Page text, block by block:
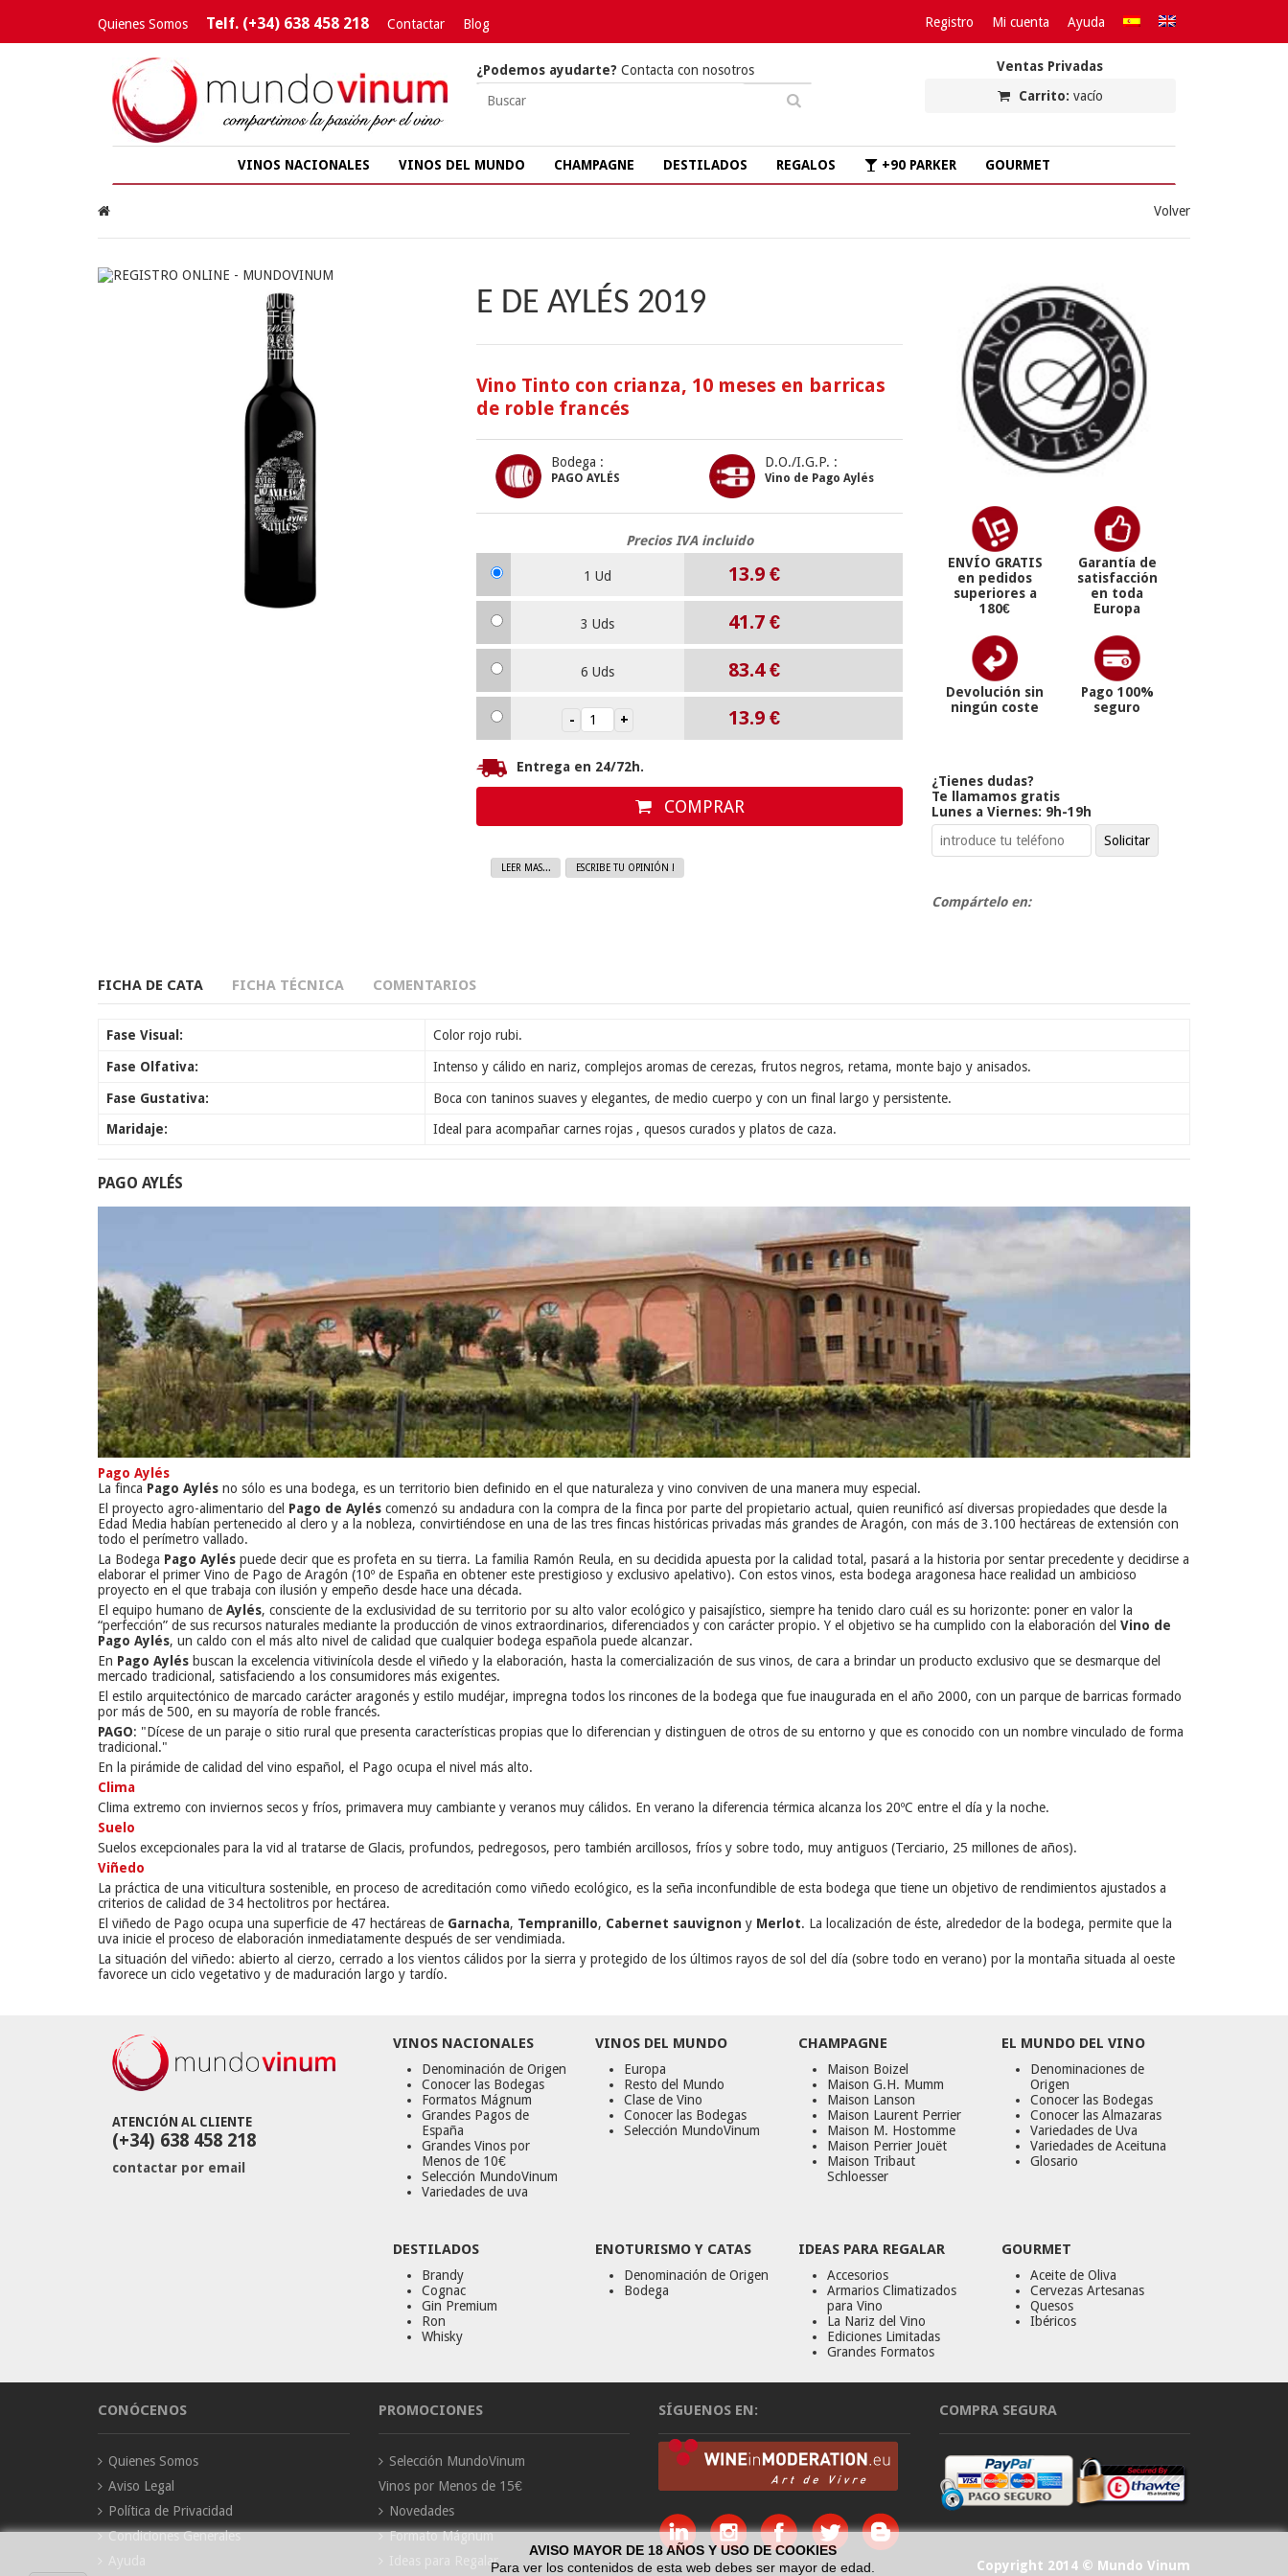
Quienes Somos Telf. (+34) 638 458 218 Contactar Blog Registro Mi cuenta Ayuda
Ventas Privadas
Carrito: vacío
¿Podemos ayudarte? Contacta con nosotros
VINOS NACIONALES VINOS DEL MUNDO CHAMPAGNE DESTILADOS REGALOS +90 PARKER GOURMET
Volver
E DE AYLÉS 2019
Vino Tinto con crianza, 10 meses en barricas
de roble francés
Bodega :
PAGO AYLÉS
D.O./I.G.P. :
Vino de Pago Aylés
Precios IVA incluido
1 Ud 13.9 €
3 Uds 41.7 €
6 Uds 83.4€
13.9 €
Entrega en 24/72h.
COMPRAR
LEER MAS... ESCRIBE TU OPINIÓN !
ENVÍO GRATIS
en pedidos
superiores a
180€
Garantía de
satisfacción
en toda
Europa
Devolución sin
ningún coste
Pago 100%
seguro
¿Tienes dudas?
Te llamamos gratis
Lunes a Viernes: 9h-19h
Compártelo en:
FICHA DE CATA FICHA TÉCNICA COMENTARIOS
Fase Visual: Color rojo rubi.
Fase Olfativa: Intenso y cálido en nariz, complejos aromas de cerezas, frutos negros, retama, monte bajo y anisados.
Fase Gustativa:
Boca con taninos suaves y elegantes, de medio cuerpo y con un final largo y persistente.
Maridaje:
Ideal para acompañar carnes rojas , quesos curados y platos de caza.
PAGO AYLÉS
Pago Aylés
La finca Pago Aylés no sólo es una bodega, es un territorio bien definido en el que naturaleza y vino conviven de una manera muy especial.
El proyecto agro-alimentario del Pago de Aylés comenzó su andadura con la compra de la finca por parte del propietario actual, quien reunificó así diversas propiedades que desde la
Edad Media habían pertenecido al clero y a la nobleza, convirtiéndose en una de las tres fincas históricas privadas más grandes de Aragón, con más de 3.100 hectáreas de extensión con
todo el perímetro vallado.
La Bodega Pago Aylés puede decir que es profeta en su tierra. La familia Ramón Reula, en su decidida apuesta por la calidad total, pasará a la historia por sentar precedente y decidirse a
elaborar el primer Vino de Pago de Aragón (10º de España en obtener este prestigioso y exclusivo apelativo). Con estos vinos, esta bodega aragonesa hace realidad un ambicioso
proyecto en el que trabaja con ilusión y empeño desde hace una década.
El equipo humano de Aylés, consciente de la exclusividad de su territorio por su alto valor ecológico y paisajístico, siempre ha tenido claro cuál es su horizonte: poner en valor la
“perfección” de sus recursos naturales mediante la producción de vinos extraordinarios, diferenciados y con carácter propio. Y el objetivo se ha cumplido con la elaboración del Vino de
Pago Aylés, un caldo con el más alto nivel de calidad que cualquier bodega española puede alcanzar.
En Pago Aylés buscan la excelencia vitivinícola desde el viñedo y la elaboración, hasta la comercialización de sus vinos, de cara a brindar un producto exclusivo que se desmarque del
mercado tradicional, satisfaciendo a los consumidores más exigentes.
El estilo arquitectónico de marcado carácter aragonés y estilo mudéjar, impregna todos los rincones de la bodega que fue inaugurada en el año 2000, con un parque de barricas formado
por más de 500, en su mayoría de roble francés.
PAGO: "Dícese de un paraje o sitio rural que presenta características propias que lo diferencian y distinguen de otros de su entorno y que es conocido con un nombre vinculado de forma
tradicional."
En la pirámide de calidad del vino español, el Pago ocupa el nivel más alto.
Clima
Clima extremo con inviernos secos y fríos, primavera muy cambiante y veranos muy cálidos. En verano la diferencia térmica alcanza los 20ºC entre el día y la noche.
Suelo
Suelos excepcionales para la vid al tratarse de Glacis, profundos, pedregosos, pero también arcillosos, fríos y sobre todo, muy antiguos (Terciario, 25 millones de años).
Viñedo
La práctica de una viticultura sostenible, en proceso de acreditación como viñedo ecológico, es la seña inconfundible de esta bodega que tiene un objetivo de rendimientos ajustados a
criterios de calidad de 34 hectolitros por hectárea.
El viñedo de Pago ocupa una superficie de 47 hectáreas de Garnacha, Tempranillo, Cabernet sauvignon y Merlot. La localización de éste, alrededor de la bodega, permite que la
uva inicie el proceso de elaboración inmediatamente después de ser vendimiada.
La situación del viñedo: abierto al cierzo, cerrado a los vientos cálidos por la sierra y protegido de los últimos rayos de sol del día (sobre todo en verano) por la montaña situada al oeste
favorece un ciclo vegetativo y de maduración largo y tardío.
ATENCIÓN AL CLIENTE
(+34) 638 458 218
contactar por email
VINOS NACIONALES
Denominación de Origen
Conocer las Bodegas
Formatos Mágnum
Grandes Pagos de
España
Grandes Vinos por
Menos de 10€
Selección MundoVinum
Variedades de uva
VINOS DEL MUNDO
Europa
Resto del Mundo
Clase de Vino
Conocer las Bodegas
Selección MundoVinum
CHAMPAGNE
Maison Boizel
Maison G.H. Mumm
Maison Lanson
Maison Laurent Perrier
Maison M. Hostomme
Maison Perrier Jouët
Maison Tribaut
Schloesser
EL MUNDO DEL VINO
Denominaciones de
Origen
Conocer las Bodegas
Conocer las Almazaras
Variedades de Uva
Variedades de Aceituna
Glosario
DESTILADOS
Brandy
Cognac
Gin Premium
Ron
Whisky
ENOTURISMO Y CATAS
Denominación de Origen
Bodega
IDEAS PARA REGALAR
Accesorios
Armarios Climatizados
para Vino
La Nariz del Vino
Ediciones Limitadas
Grandes Formatos
GOURMET
Aceite de Oliva
Cervezas Artesanas
Quesos
Ibéricos
CONÓCENOS
Quienes Somos
Aviso Legal
Política de Privacidad
Condiciones Generales
PROMOCIONES
Selección MundoVinum
Vinos por Menos de 15€
Novedades
Formato Mágnum
Ideas para Regalar
SÍGUENOS EN: COMPRA SEGURA
AVISO MAYOR DE 18 AÑOS Y USO DE COOKIES
Para ver los contenidos de esta web debes ser mayor de edad.
Copyright 2014 © Mundo Vinum